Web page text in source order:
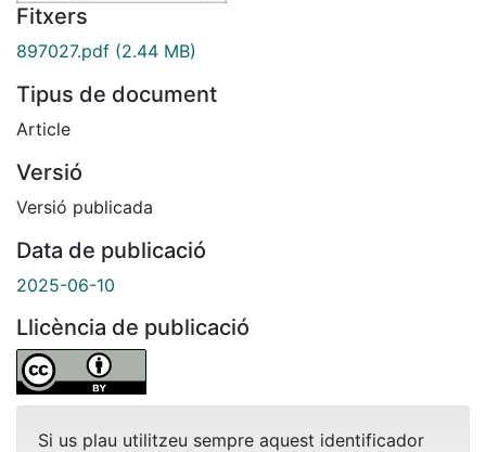
Fitxers
897027.pdf (2.44 MB)
Tipus de document
Article
Versió
Versió publicada
Data de publicació
2025-06-10
Llicència de publicació
Si us plau utilitzeu sempre aquest identificador